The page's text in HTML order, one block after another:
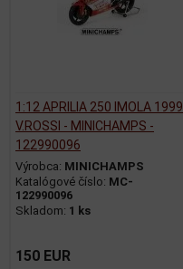
1:12 APRILIA 250 IMOLA 1999
V.ROSSI - MINICHAMPS -
122990096
Výrobca: MINICHAMPS
Katalógové číslo: MC-
122990096
Skladom: 1 ks
150 EUR